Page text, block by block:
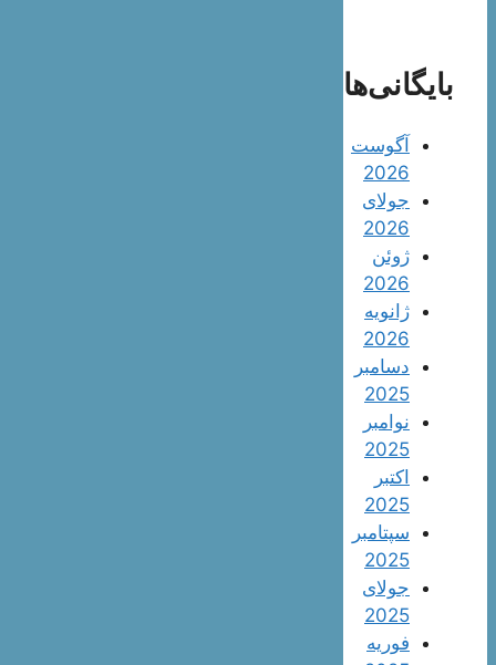
بایگانی‌ها
آگوست
2026
جولای
2026
ژوئن
2026
ژانویه
2026
دسامبر
2025
نوامبر
2025
اکتبر
2025
سپتامبر
2025
جولای
2025
فوریه